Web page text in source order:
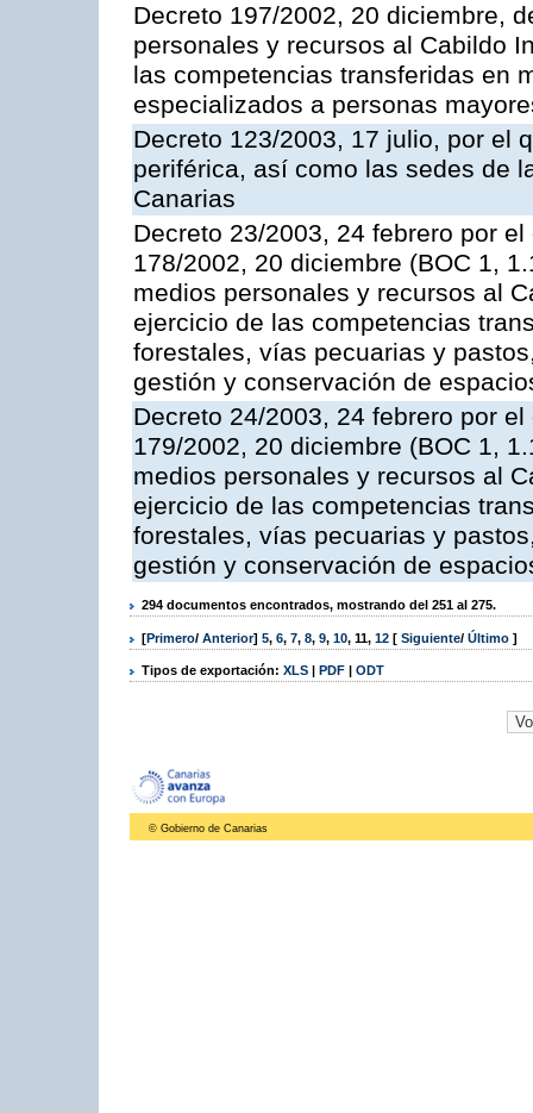
Decreto 197/2002, 20 diciembre,
personales y recursos al Cabildo
las competencias transferidas en
especializados a personas
Decreto 123/2003, 17 julio, por el
periférica, así como las sedes de
Canarias
Decreto 23/2003, 24 febrero por
178/2002, 20 diciembre (BOC 1,
medios personales y recursos al
ejercicio de las competencias
forestales, vías pecuarias y
gestión y conservación de
Decreto 24/2003, 24 febrero por
179/2002, 20 diciembre (BOC 1,
medios personales y recursos al
ejercicio de las competencias
forestales, vías pecuarias y
gestión y conservación de
294 documentos encontrados, mostrando del 251 al 275.
[Primero/ Anterior] 5, 6, 7, 8, 9, 10, 11, 12 [ Siguiente/ Último ]
Tipos de exportación: XLS | PDF | ODT
© Gobierno de Canarias